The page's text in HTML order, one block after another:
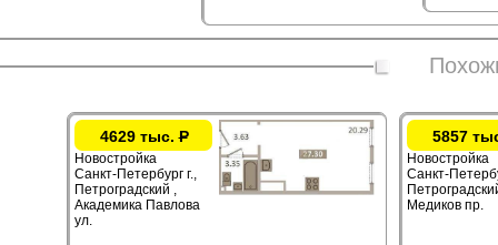
4629 тыс.Р
Новостройка
Санкт-Петербург г.,
Петроградский ,
Академика Павлова
ул.
5857
Новостройка
Санкт-
Медиков пр.